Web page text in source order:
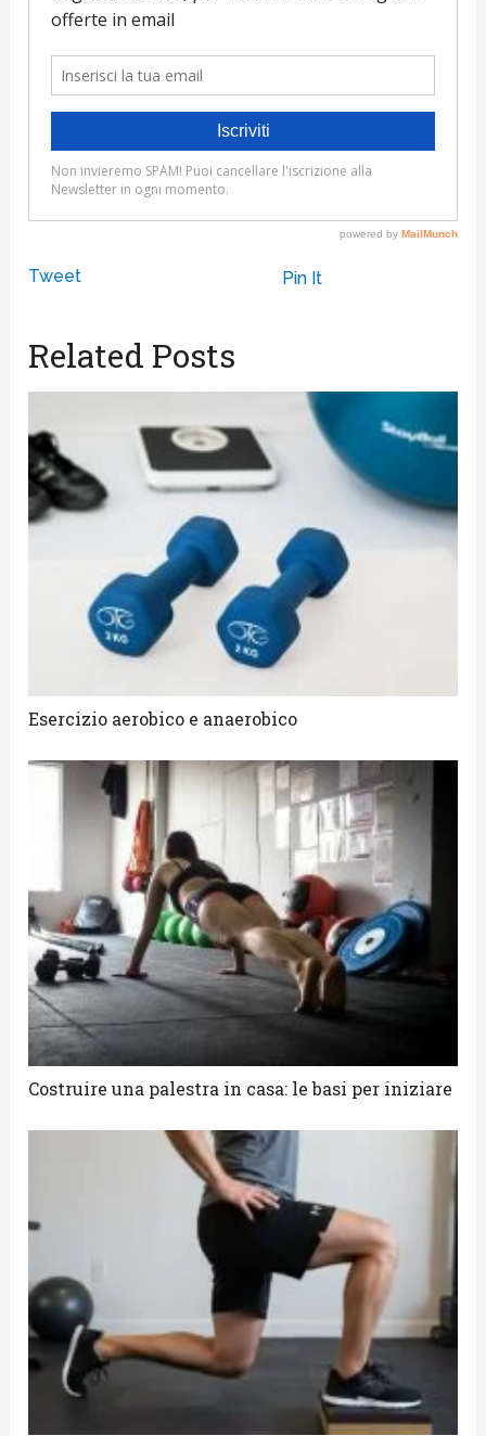
Tweet Pin It
Related Posts
Esercizio aerobico e anaerobico
Costruire una palestra in casa: le basi per iniziare